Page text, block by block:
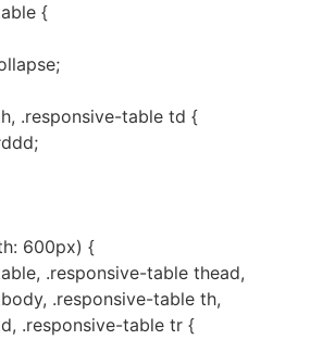
{
.responsive-table td {
600px) {
.responsive-table thead,
.responsive-table th,
.responsive-table tr {